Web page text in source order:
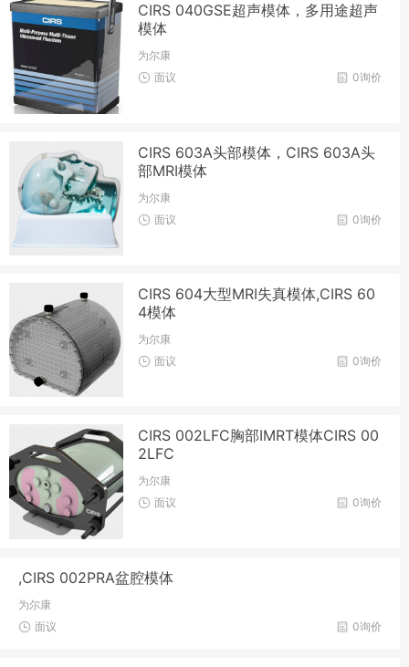
CIRS 040GSE超声模体，多用途超声
模体
为尔康
0询价
面议
CIRS 603A头部模体，CIRS 603A头
部MRI模体
为尔康
0询价
面议
CIRS 604大型MRI失真模体,CIRS 60
4模体
为尔康
0询价
面议
CIRS 002LFC胸部IMRT模体CIRS 00
2LFC
为尔康
0询价
面议
,CIRS 002PRA盆腔模体
为尔康
0询价
面议